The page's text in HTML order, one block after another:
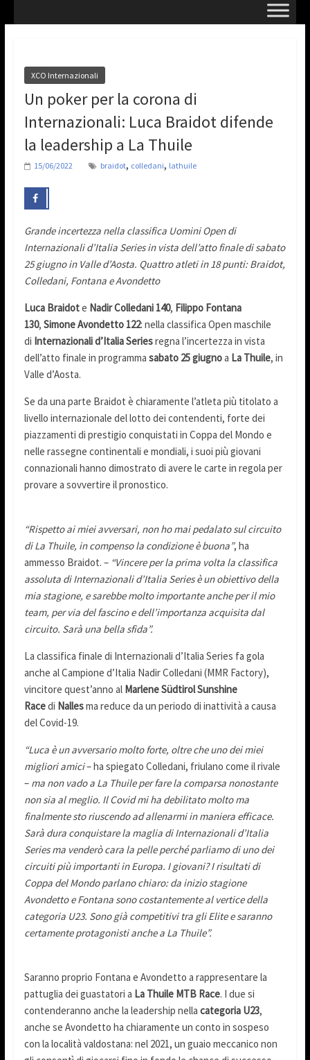
XCO Internazionali
Un poker per la corona di
Internazionali: Luca Braidot difende
la leadership a La Thuile
15/06/2022 braidot, colledani, lathuile
Grande incertezza nella classifica Uomini Open di
Internazionali d’Italia Series in vista dell’atto finale di sabato
25 giugno in Valle d’Aosta. Quattro atleti in 18 punti: Braidot,
Colledani, Fontana e Avondetto
Luca Braidote Nadir Colledani 140, Filippo Fontana
130, Simone Avondetto 122: nella classifica Open maschile
di Internazionali d’Italia Seriesregna l’incertezza in vista
dell’atto finale in programma sabato 25 giugnoa La Thuile, in
Valle d’Aosta.
Se da una parte Braidot è chiaramente l’atleta più titolato a
livello internazionale del lotto dei contendenti, forte dei
piazzamenti di prestigio conquistati in Coppa del Mondo e
nelle rassegne continentali e mondiali, i suoi più giovani
connazionali hanno dimostrato di avere le carte in regola per
provare a sovvertire il pronostico.
“Rispetto ai miei avversari, non ho mai pedalato sul circuito
di La Thuile, in compenso la condizione è buona”, ha
ammesso Braidot. – “Vincere per la prima volta la classifica
assoluta di Internazionali d’Italia Series è un obiettivo della
mia stagione, e sarebbe molto importante anche per il mio
team, per via del fascino e dell’importanza acquisita dal
circuito. Sarà una bella sfida”.
La classifica finale di Internazionali d’Italia Series fa gola
anche al Campione d’Italia Nadir Colledani (MMR Factory),
vincitore quest’anno al Marlene Südtirol Sunshine
Racedi Nallesma reduce da un periodo di inattività a causa
del Covid-19.
“Luca è un avversario molto forte, oltre che uno dei miei
migliori amici– ha spiegato Colledani, friulano come il rivale
– ma non vado a La Thuile per fare la comparsa nonostante
non sia al meglio. Il Covid mi ha debilitato molto ma
finalmente sto riuscendo ad allenarmi in maniera efficace.
Sarà dura conquistare la maglia di Internazionali d’Italia
Series ma venderò cara la pelle perché parliamo di uno dei
circuiti più importanti in Europa. I giovani? I risultati di
Coppa del Mondo parlano chiaro: da inizio stagione
Avondetto e Fontana sono costantemente al vertice della
categoria U23. Sono già competitivi tra gli Elite e saranno
certamente protagonisti anche a La Thuile”.
Saranno proprio Fontana e Avondetto a rappresentare la
pattuglia dei guastatori a La Thuile MTB Race. I due si
contenderanno anche la leadership nella categoria U23,
anche se Avondetto ha chiaramente un conto in sospeso
con la località valdostana: nel 2021, un guaio meccanico non